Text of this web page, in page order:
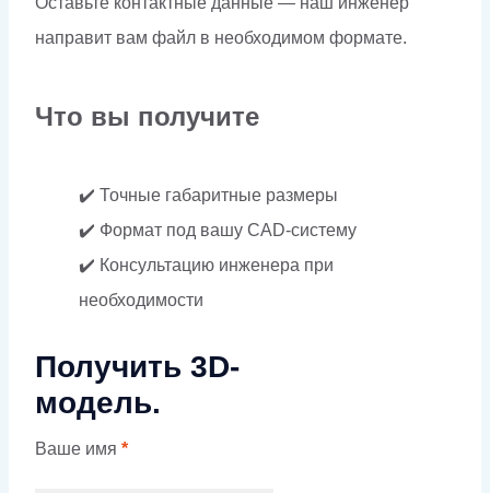
направит вам файл в необходимом формате.
Что вы получите
✔️ Точные габаритные размеры
✔️ Формат под вашу CAD-систему
✔️ Консультацию инженера при
необходимости
Получить 3D-
модель.
Ваше имя *